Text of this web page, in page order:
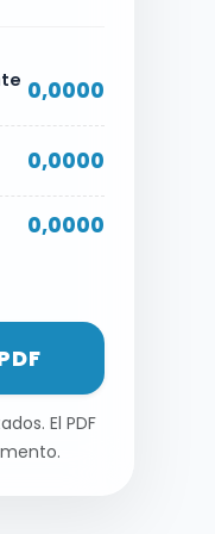
0,0000
0,0000
0,0000
El PDF